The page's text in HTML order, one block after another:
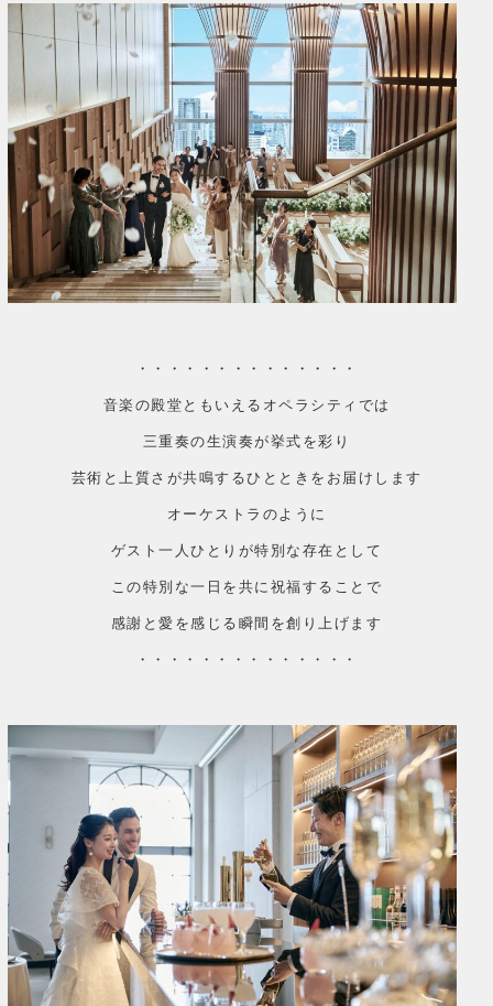
・・・・・・・・・・・・・・
音楽の殿堂ともいえるオペラシティでは
三重奏の生演奏が挙式を彩り
芸術と上質さが共鳴するひとときをお届けします
オーケストラのように
ゲスト一人ひとりが特別な存在として
この特別な一日を共に祝福することで
感謝と愛を感じる瞬間を創り上げます
・・・・・・・・・・・・・・